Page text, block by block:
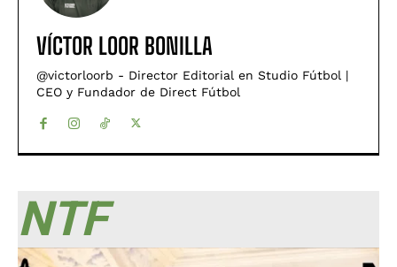
VÍCTOR LOOR BONILLA
@victorloorb - Director Editorial en Studio Fútbol |
CEO y Fundador de Direct Fútbol
NTF